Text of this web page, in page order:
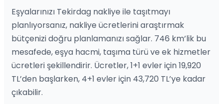
Eşyalarınızı Tekirdag nakliye ile taşıtmayı
planlıyorsanız, nakliye ücretlerini araştırmak
bütçenizi doğru planlamanızı sağlar. 746 km’lik bu
mesafede, eşya hacmi, taşıma türü ve ek hizmetler
ücretleri şekillendirir. Ücretler, 1+1 evler için 19,920
TL’den başlarken, 4+1 evler için 43,720 TL’ye kadar
çıkabilir.